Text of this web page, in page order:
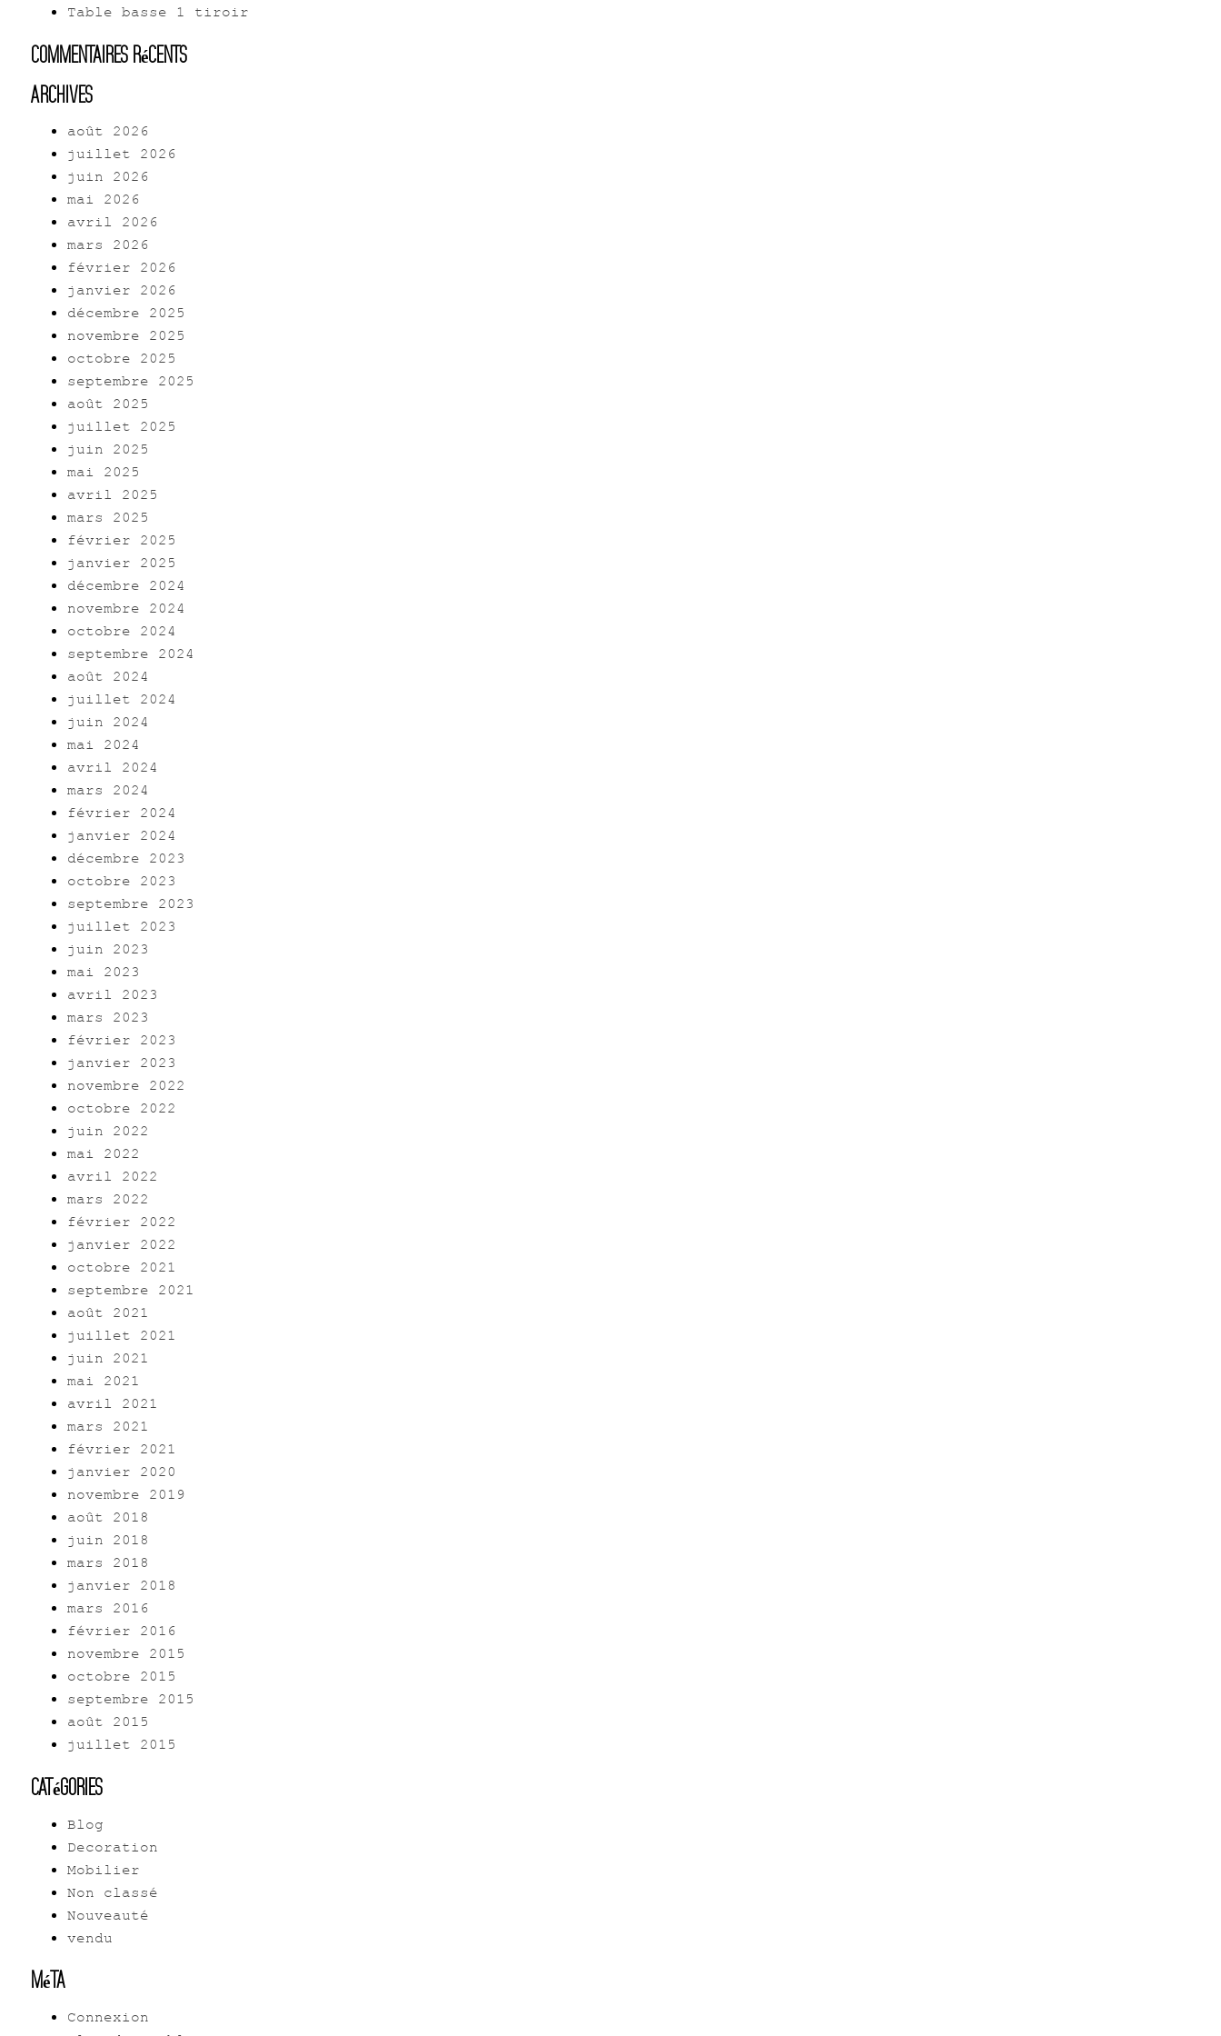
Table basse 1 tiroir
Commentaires récents
Archives
août 2026
juillet 2026
juin 2026
mai 2026
avril 2026
mars 2026
février 2026
janvier 2026
décembre 2025
novembre 2025
octobre 2025
septembre 2025
août 2025
juillet 2025
juin 2025
mai 2025
avril 2025
mars 2025
février 2025
janvier 2025
décembre 2024
novembre 2024
octobre 2024
septembre 2024
août 2024
juillet 2024
juin 2024
mai 2024
avril 2024
mars 2024
février 2024
janvier 2024
décembre 2023
octobre 2023
septembre 2023
juillet 2023
juin 2023
mai 2023
avril 2023
mars 2023
février 2023
janvier 2023
novembre 2022
octobre 2022
juin 2022
mai 2022
avril 2022
mars 2022
février 2022
janvier 2022
octobre 2021
septembre 2021
août 2021
juillet 2021
juin 2021
mai 2021
avril 2021
mars 2021
février 2021
janvier 2020
novembre 2019
août 2018
juin 2018
mars 2018
janvier 2018
mars 2016
février 2016
novembre 2015
octobre 2015
septembre 2015
août 2015
juillet 2015
Catégories
Blog
Decoration
Mobilier
Non classé
Nouveauté
vendu
Méta
Connexion